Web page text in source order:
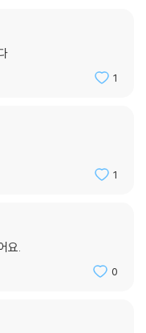
1
1
요.
0